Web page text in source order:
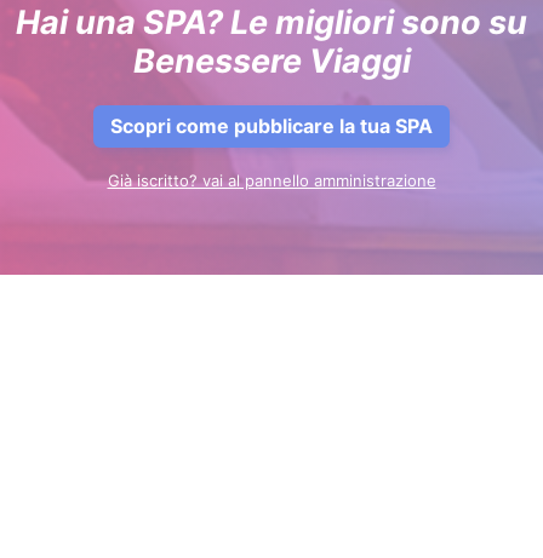
Hai una SPA? Le migliori sono su
Benessere Viaggi
Scopri come pubblicare la tua SPA
Già iscritto? vai al pannello amministrazione